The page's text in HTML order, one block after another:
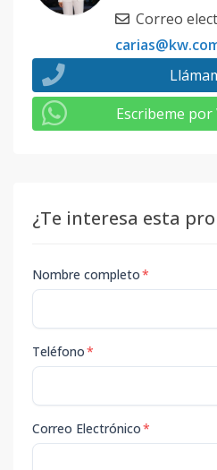
Correo
Escribeme
¿Te interesa esta
Nombre completo*
Teléfono*
Correo Electrónico*